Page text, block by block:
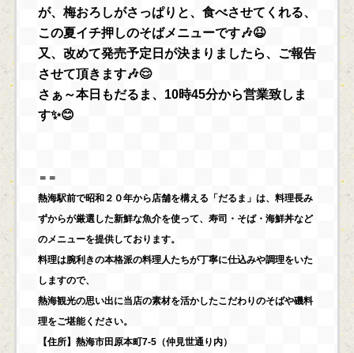
が、梅おろしがさっぱりと、食べさせてくれる、
この夏イチ押しのそばメニューです🎶😆
又、改めて発売予定日が決まりましたら、ご報告
させて頂きます🎶😌
さぁ～本日もだるま、10時45分から営業致しま
す✨😊
＝＝
熱海駅前で昭和２０年から店舗を構える「だるま」は、料理長み
ずからが厳選した新鮮な魚介を使って、寿司・そば・海鮮丼など
のメニューを提供しております。
料理は腕利きの本格派の料理人たちが丁寧に仕込みや調理をいた
しますので、
熱海観光の思い出に当店の素材を活かしたこだわりのそばや磯料
理をご堪能ください。
【住所】熱海市田原本町7-5（仲見世通り内）